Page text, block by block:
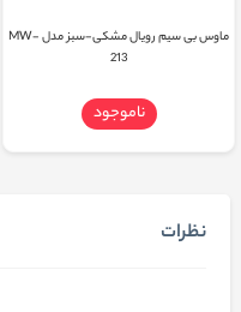
ماوس بی سیم رویال مشکی-سبز مدل MW-
213
ناموجود
نظرات